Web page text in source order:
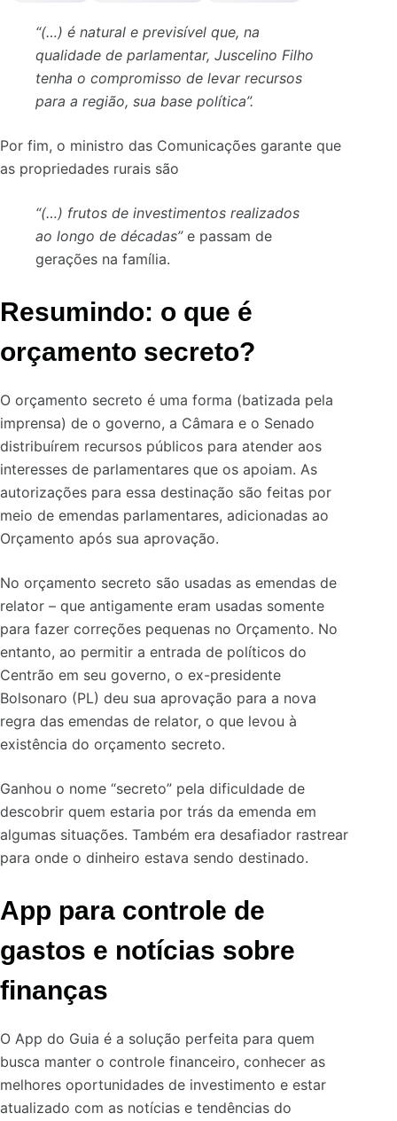
“(…) é natural e previsível que, na
qualidade de parlamentar, Juscelino Filho
tenha o compromisso de levar recursos
para a região, sua base política”.
Por fim, o ministro das Comunicações garante que
as propriedades rurais são
“(…) frutos de investimentos realizados
ao longo de décadas”e passam de
gerações na família.
Resumindo: o que é
orçamento secreto?
O orçamento secreto é uma forma (batizada pela
imprensa) de o governo, a Câmara e o Senado
distribuírem recursos públicos para atender aos
interesses de parlamentares que os apoiam. As
autorizações para essa destinação são feitas por
meio de emendas parlamentares, adicionadas ao
Orçamento após sua aprovação.
No orçamento secreto são usadas as emendas de
relator – que antigamente eram usadas somente
para fazer correções pequenas no Orçamento. No
entanto, ao permitir a entrada de políticos do
Centrão em seu governo, o ex-presidente
Bolsonaro (PL) deu sua aprovação para a nova
regra das emendas de relator, o que levou à
existência do orçamento secreto.
Ganhou o nome “secreto” pela dificuldade de
descobrir quem estaria por trás da emenda em
algumas situações. Também era desafiador rastrear
para onde o dinheiro estava sendo destinado.
App para controle de
gastos e notícias sobre
finanças
O App do Guia é a solução perfeita para quem
busca manter o controle financeiro, conhecer as
melhores oportunidades de investimento e estar
atualizado com as notícias e tendências do